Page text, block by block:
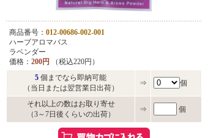
商品番号： 012-00686-002-001
ハーブアロマバス
ラベンダー
価格： 200円
（税込220円）
5 個までなら即納可能
（当日または翌営業日出荷）
⇒ 個
それ以上の数はお取り寄せ
（3～7日後くらいの出荷）
⇒ 個